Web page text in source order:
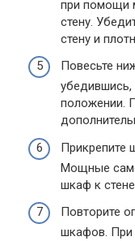
при помощи
стену.
стену и
Повесьте
убедившись,
положении.
Прикрепите
Мощные
шкаф к
Повторите
шкафов. При